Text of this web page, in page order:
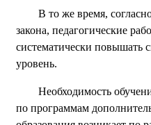
В то же время,
закона, педагогические
систематически повышать
уровень.
Необходимость
по программам